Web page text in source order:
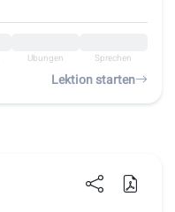
Übungen Sprechen
Lektion starten